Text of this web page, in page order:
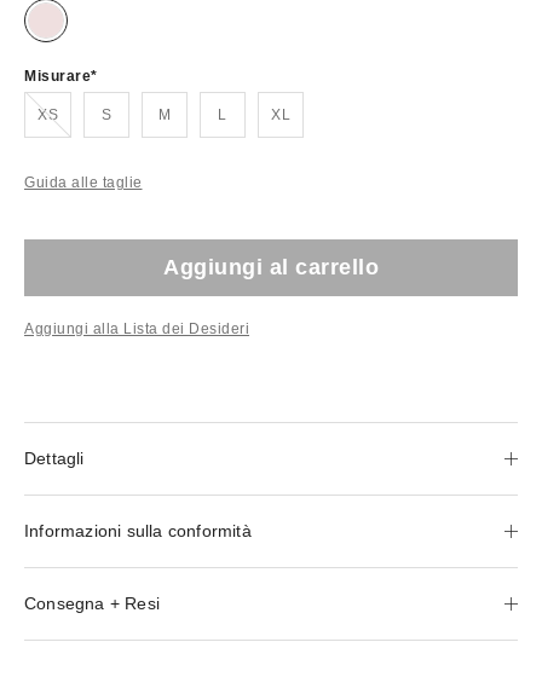
Misurare
XSEsaurito!
S M L XL
Guida alle taglie
Aggiungi al carrello
Aggiungi alla Lista dei Desideri
Dettagli
Informazioni sulla conformità
Consegna + Resi